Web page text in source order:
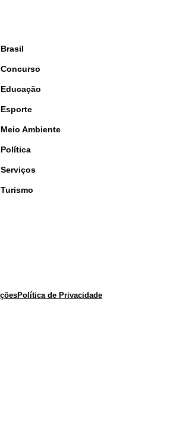
Brasil
Concurso
Educação
Esporte
Meio Ambiente
Política
Serviços
Turismo
Política de Privacidade